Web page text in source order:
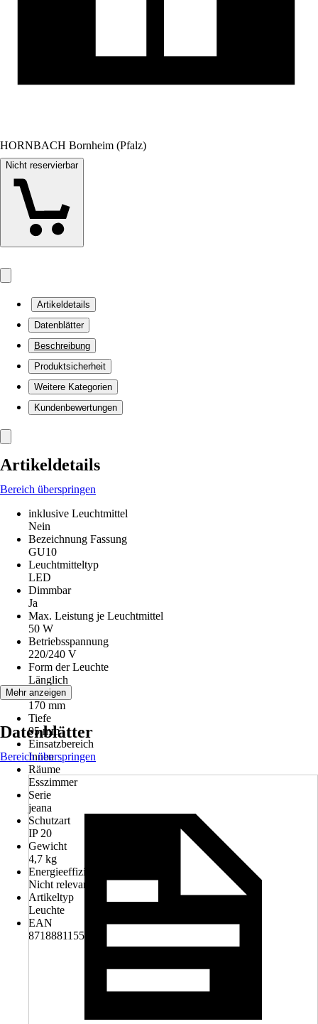
HORNBACH Bornheim (Pfalz)
Nicht reservierbar
Artikeldetails
Datenblätter
Beschreibung
Produktsicherheit
Weitere Kategorien
Kundenbewertungen
Artikeldetails
Bereich überspringen
inklusive Leuchtmittel
Nein
Bezeichnung Fassung
GU10
Leuchtmitteltyp
LED
Dimmbar
Ja
Max. Leistung je Leuchtmittel
50 W
Betriebsspannung
220/240 V
Form der Leuchte
Länglich
Höhe
170 mm
Tiefe
95 mm
Einsatzbereich
Innen
Räume
Esszimmer
Serie
jeana
Schutzart
IP 20
Gewicht
4,7 kg
Energieeffizienzklasse
Nicht relevant
Artikeltyp
Leuchte
EAN
8718881155437
Mehr anzeigen
Datenblätter
Bereich überspringen